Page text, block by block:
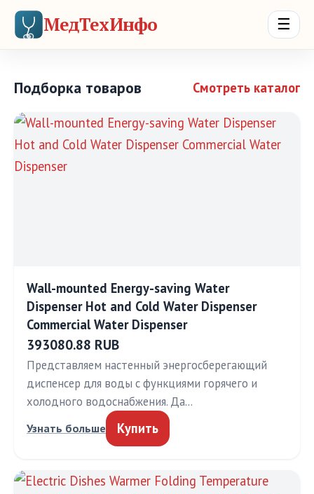
МедТехИнфо ☰
Подборка товаров Смотреть каталог
Wall-mounted Energy-saving Water
Dispenser Hot and Cold Water Dispenser
Commercial Water Dispenser
393080.88 RUB
Представляем настенный энергосберегающий
диспенсер для воды с функциями горячего и
холодного водоснабжения. Да…
Узнать больше Купить